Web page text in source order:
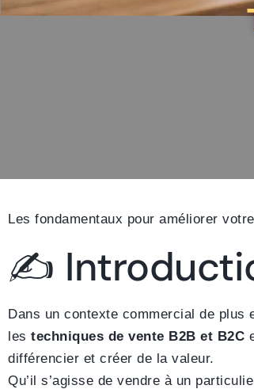
Les fondamentaux pour améliorer
✍️
Dans un contexte commercial de
les techniques de vente B2B et B2C
différencier et créer de la valeur.
Qu’il s’agisse de vendre à un